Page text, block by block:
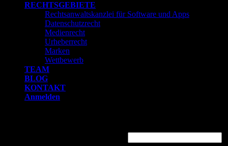
RECHTSGEBIETE
Rechtsanwaltskanzlei für Software und Apps
Datenschutzrecht
Medienrecht
Urheberrecht
Marken
Wettbewerb
TEAM
BLOG
KONTAKT
Anmelden